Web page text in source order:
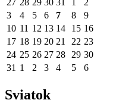
27 28 29 30 31 1
2
3
4 5 6 7 8
9
10 11 12 13 14 15 16
17 18 19 20 21 22 23
24 25 26 27 28 29 30
31 1 2 3 4 5 6
Sviatok